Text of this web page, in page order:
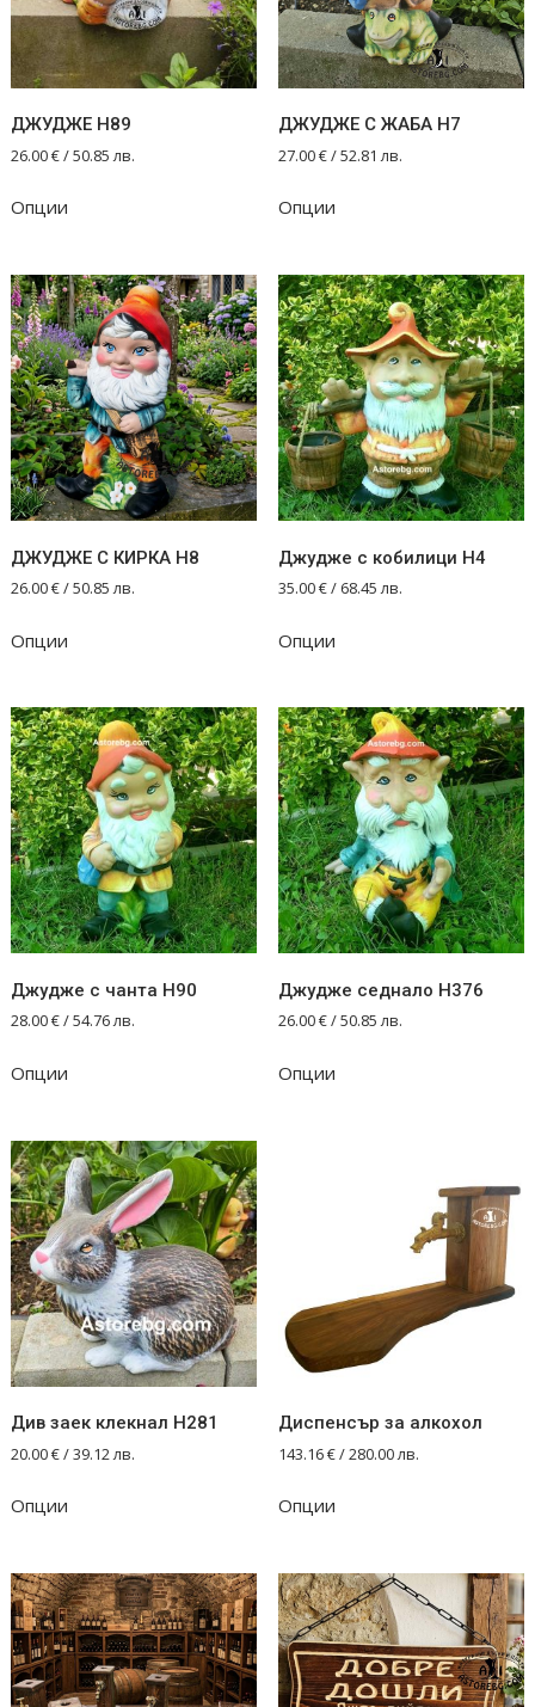
ДЖУДЖЕ Н89
26.00€/ 50.85 лв.
Опции
ДЖУДЖЕ С ЖАБА Н7
27.00€/ 52.81 лв.
Опции
ДЖУДЖЕ С КИРКА Н8
26.00€/ 50.85 лв.
Опции
Джудже с кобилици Н4
35.00€/ 68.45 лв.
Опции
Джудже с чанта Н90
28.00€/ 54.76 лв.
Опции
Джудже седнало Н376
26.00€/ 50.85 лв.
Опции
Див заек клекнал Н281
20.00€/ 39.12 лв.
Опции
Диспенсър за алкохол
143.16€/ 280.00 лв.
Опции